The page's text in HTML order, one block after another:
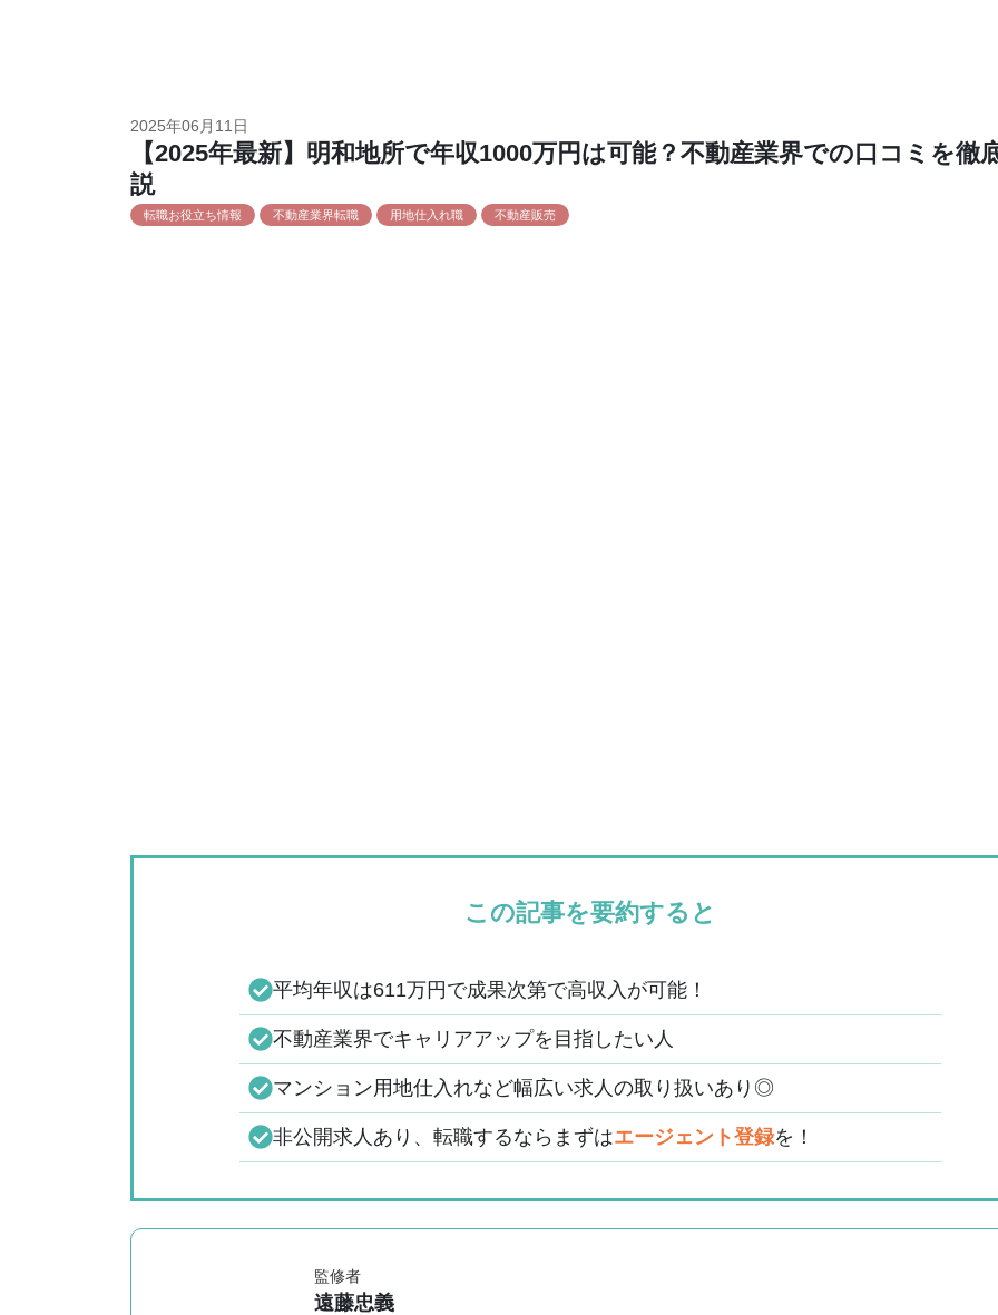
2025年06月11日
【2025年最新】明和地所で年収1000万円は可能？不動産業界での口コミを徹
説
転職お役立ち情報 不動産業界転職 用地仕入れ職 不動産販売
この記事を要約すると
平均年収は611万円で成果次第で高収入が可能！
不動産業界でキャリアアップを目指したい人
マンション用地仕入れなど幅広い求人の取り扱いあり◎
非公開求人あり、転職するならまずはエージェント登録を！
監修者
遠藤忠義